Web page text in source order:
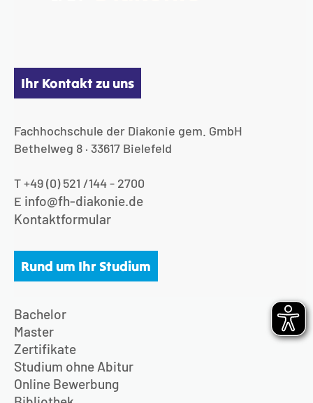
Ihr Kontakt zu uns
Fachhochschule der Diakonie gem. GmbH
Bethelweg 8 · 33617 Bielefeld
T +49 (0) 521 /144 - 2700
E info@fh-diakonie.de
Kontaktformular
Rund um Ihr Studium
Bachelor
Master
Zertifikate
Studium ohne Abitur
Online Bewerbung